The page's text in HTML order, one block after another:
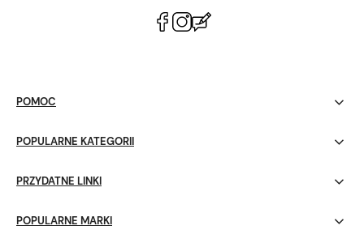
POMOC
POPULARNE KATEGORII
PRZYDATNE LINKI
POPULARNE MARKI